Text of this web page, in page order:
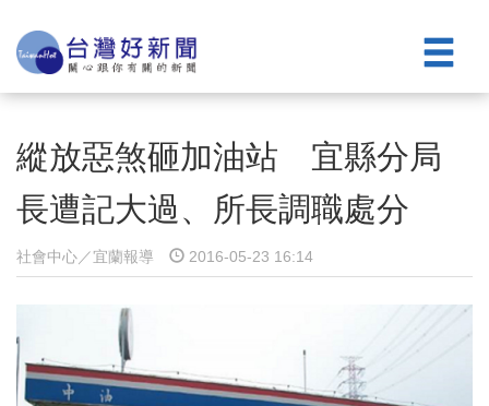
縱放惡煞砸加油站 宜縣分局
長遭記大過、所長調職處分
社會中心／宜蘭報導 2016-05-23 16:14